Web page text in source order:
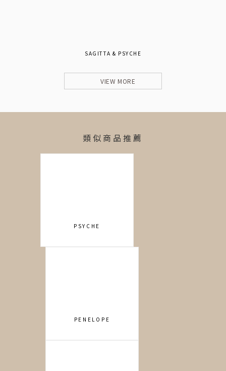
SAGITTA & PSYCHE
VIEW MORE
類似商品推薦
PSYCHE
PENELOPE